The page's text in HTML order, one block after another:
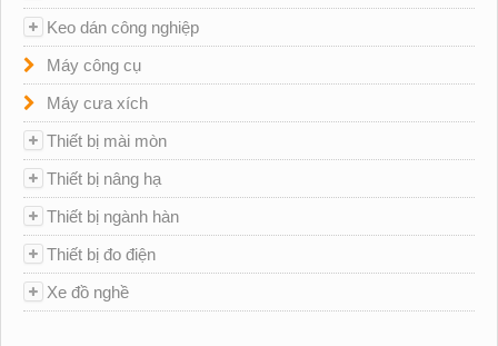
Keo dán công nghiệp
Máy công cụ
Máy cưa xích
Thiết bị mài mòn
Thiết bị nâng hạ
Thiết bị ngành hàn
Thiết bị đo điện
Xe đồ nghề